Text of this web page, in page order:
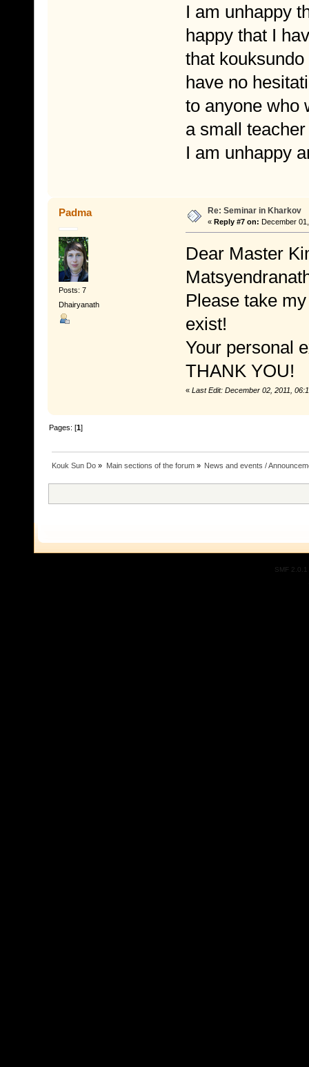
I am unhappy
happy that I
that
have no
to anyone who
a small
I am unhappy
Padma
Posts: 7
Dhairyanath
Re: Seminar in Kharkov
« Reply #7 on: December
Dear Master
Please take
exist!
Your personal
THANK YOU!
« Last Edit: December 02, 2011,
Pages: [1]
Kouk Sun Do » Main sections of the forum» News and events /
SMF 2.0.1